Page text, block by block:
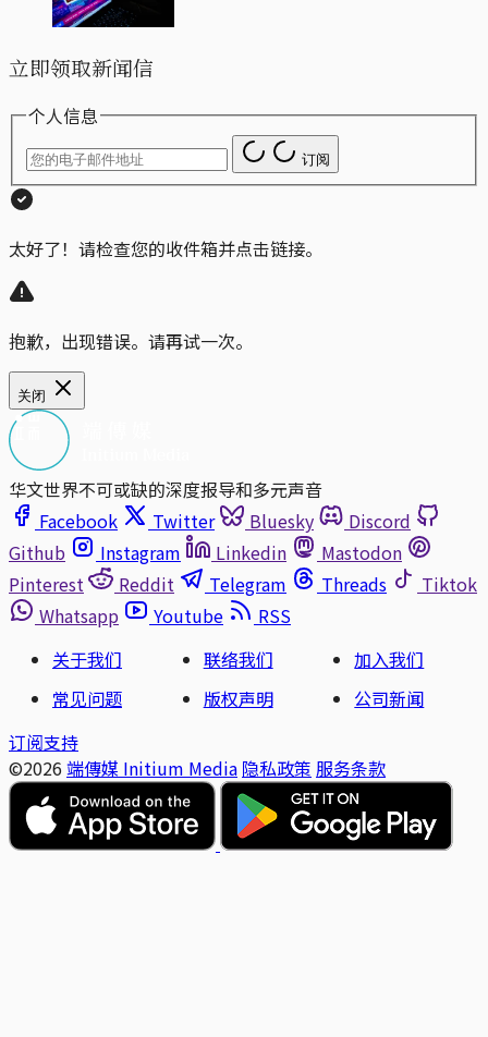
立即领取新闻信
个人信息
订阅
太好了！请检查您的收件箱并点击链接。
抱歉，出现错误。请再试一次。
关闭
华文世界不可或缺的深度报导和多元声音
Facebook
Twitter Bluesky
Discord
Github
Instagram Linkedin
Mastodon
Pinterest
Reddit Telegram Threads
Tiktok
Whatsapp
Youtube
RSS
关于我们
联络我们
加入我们
常见问题
版权声明
公司新闻
订阅支持
©2026 端傳媒 Initium Media 隐私政策 服务条款